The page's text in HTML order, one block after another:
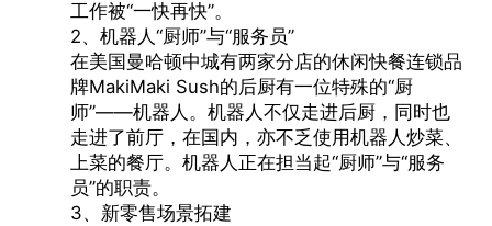
工作被“一快再快”。
2、机器人“厨师”与“服务员”
在美国曼哈顿中城有两家分店的休闲快餐连锁品
牌MakiMaki Sush的后厨有一位特殊的“厨
师”——机器人。机器人不仅走进后厨，同时也
走进了前厅，在国内，亦不乏使用机器人炒菜、
上菜的餐厅。机器人正在担当起“厨师”与“服务
员”的职责。
3、新零售场景拓建